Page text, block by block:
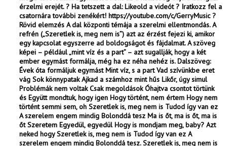
érzelmi erejét. ? Ha tetszett a dal: Likeold a videót ? Iratkozz fel a
csatornára további zenékért! https://youtube.com/c/GerryMusic ?
Rövid elemzés A dal központi témája a szerelmi ellentmondás. A
refrén („Szeretlek is, meg nem is”) azt az érzést fejezi ki, amikor
egy kapcsolat egyszerre ad boldogságot és fájdalmat. A szöveg
képei – például „mint víz és a part” – azt sugallják, hogy a két
ember egymást formálja, még ha ez néha nehéz is. Dalszöveg:
Évek óta formáljuk egymást Mint víz, s a part Vad szívünkbe eret
vág Sok könnypatak Ajkad a számhoz mint hűs Likőr, úgy simul
Problémák nem voltak Csak megoldások Óhajtva csontot törtünk
és Együtt mondtuk, hogy igen Hogy történt, nem értem Hogy nem
történt semmi sem, oh Szeretlek is, meg nem is Tudod így van ez
A szerelem engem mindig Bolonddá tesz Ma is őt, ma is őt, ma is
őt Szeretem Egyedül, egyedül Hogy is mondjam meg, baby? Azt
neked hogy Szeretlek is, meg nem is Tudod így van ez A
szerelem engem mindig Bolonddá tesz. Szeretlek is, meg nem is